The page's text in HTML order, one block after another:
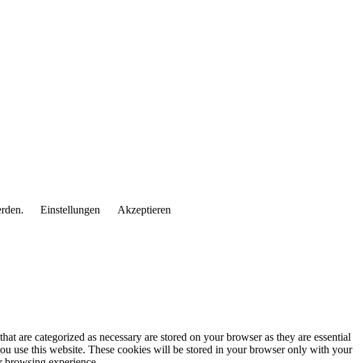
Einstellungen
Akzeptieren
are categorized as necessary are stored on your browser as they are essential
use this website. These cookies will be stored in your browser only with your